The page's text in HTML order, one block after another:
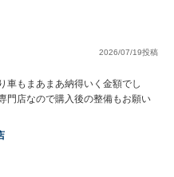
2026/07/19投稿
車もまあまあ納得いく金額でし
門店なので購入後の整備もお願い